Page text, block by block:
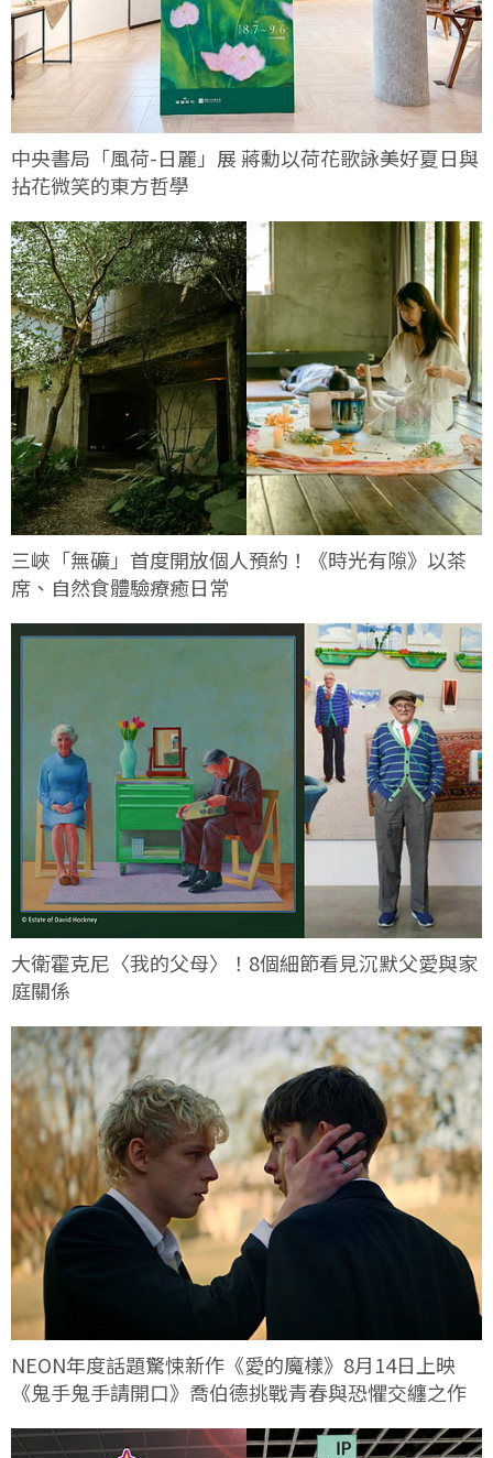
中央書局「風荷-日麗」展 蔣勳以荷花歌詠美好夏日與
拈花微笑的東方哲學
三峽「無礦」首度開放個人預約！《時光有隙》以茶
席、自然食體驗療癒日常
大衛霍克尼〈我的父母〉！8個細節看見沉默父愛與家
庭關係
NEON年度話題驚悚新作《愛的魔樣》8月14日上映
《鬼手鬼手請開口》喬伯德挑戰青春與恐懼交纏之作